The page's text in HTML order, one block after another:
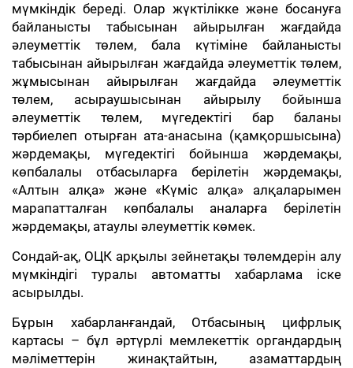
мүмкіндік береді. Олар жүктілікке және босануға
байланысты табысынан айырылған жағдайда
әлеуметтік төлем, бала күтіміне байланысты
табысынан айырылған жағдайда әлеуметтік төлем,
жұмысынан айырылған жағдайда әлеуметтік
төлем, асыраушысынан айырылу бойынша
әлеуметтік төлем, мүгедектігі бар баланы
тәрбиелеп отырған ата-анасына (қамқоршысына)
жәрдемақы, мүгедектігі бойынша жәрдемақы,
көпбалалы отбасыларға берілетін жәрдемақы,
«Алтын алқа» және «Күміс алқа» алқаларымен
марапатталған көпбалалы аналарға берілетін
жәрдемақы, атаулы әлеуметтік көмек.
Сондай-ақ, ОЦК арқылы зейнетақы төлемдерін алу
мүмкіндігі туралы автоматты хабарлама іске
асырылды.
Бұрын хабарланғандай, Отбасының цифрлық
картасы – бұл әртүрлі мемлекеттік органдардың
мәліметтерін жинақтайтын, азаматтардың